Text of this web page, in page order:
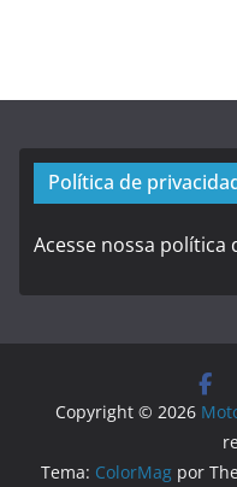
Política de
Acesse nossa política
Copyright © 2026
Tema: ColorMag por